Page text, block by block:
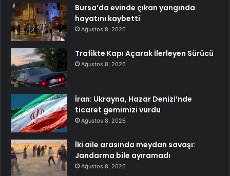
Bursa’da evinde çıkan yangında
hayatını kaybetti
Ağustos 8, 2026
Trafikte Kapı Açarak İlerleyen Sürücü
Ağustos 8, 2026
İran: Ukrayna, Hazar Denizi’nde
ticaret gemimizi vurdu
Ağustos 8, 2026
İki aile arasında meydan savaşı:
Jandarma bile ayıramadı
Ağustos 8, 2026